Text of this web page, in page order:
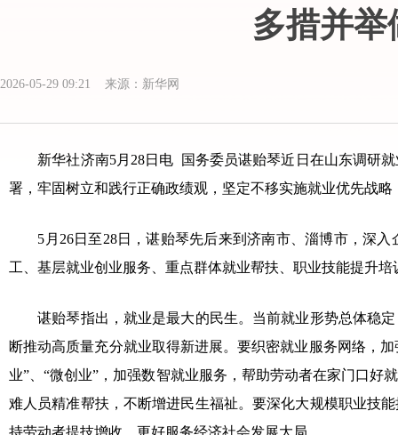
多措并
2026-05-29 09:21 来源：新华网
新华社济南5月28日电 国务委员谌贻琴近日在山东调研就
署，牢固树立和践行正确政绩观，坚定不移实施就业优先战
5月26日至28日，谌贻琴先后来到济南市、淄博市，深入
工、基层就业创业服务、重点群体就业帮扶、职业技能提升培
谌贻琴指出，就业是最大的民生。当前就业形势总体稳定
断推动高质量充分就业取得新进展。要织密就业服务网络，
业”、“微创业”，加强数智就业服务，帮助劳动者在家门口
难人员精准帮扶，不断增进民生福祉。要深化大规模职业技
持劳动者提技增收，更好服务经济社会发展大局。